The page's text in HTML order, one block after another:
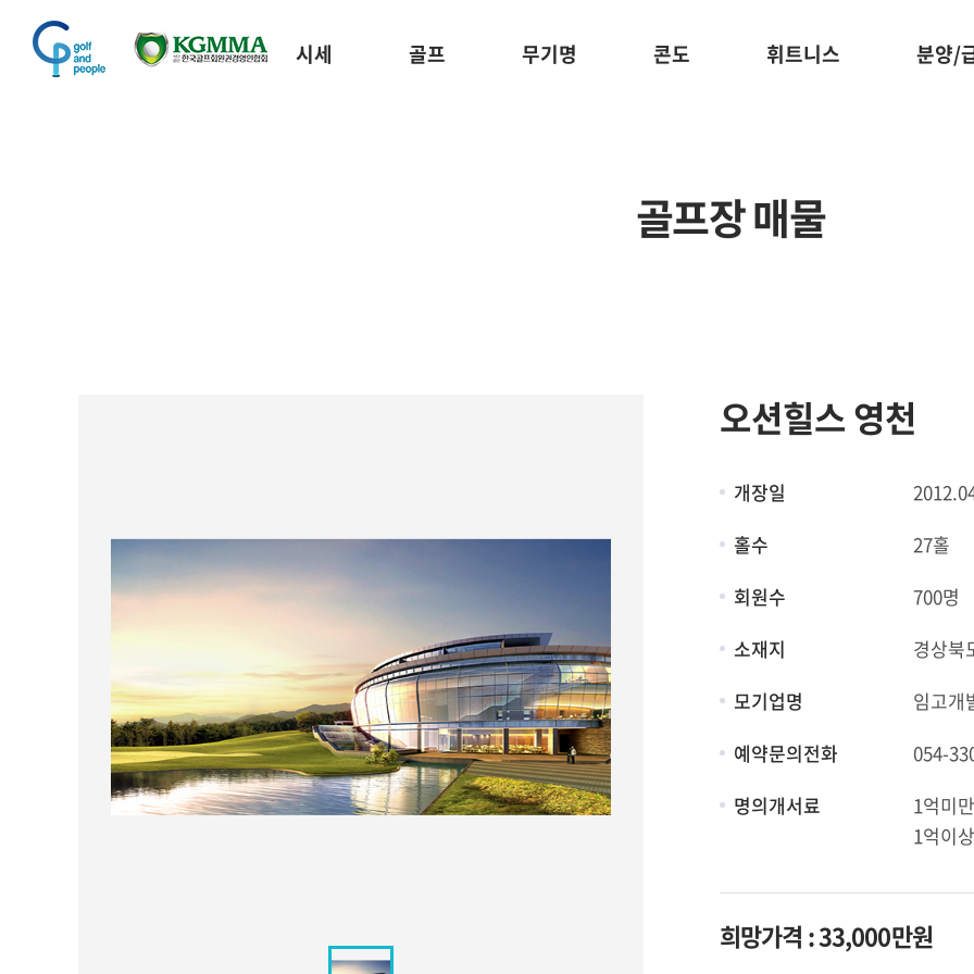
시세 골프 무기명 콘도 휘트니스 분양/
골프장
골프장 매물
오션힐스 영천
개장일
홀수
27홀
회원수
700명
소재지
경상북
모기업명
임고개
예약문의전화
054-
명의개서료
1억미
1억이
희망가격 : 33,000만원